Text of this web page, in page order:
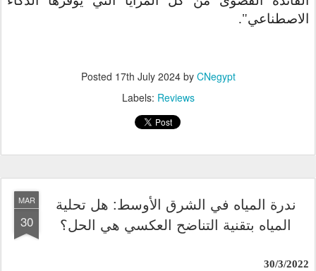
الاصطناعي".
Posted 17th July 2024by CNegypt
Labels: Reviews
MAR
30
ندرة المياه في الشرق الأوسط: هل تحلية
المياه بتقنية التناضح العكسي هي الحل؟
30/3/2022